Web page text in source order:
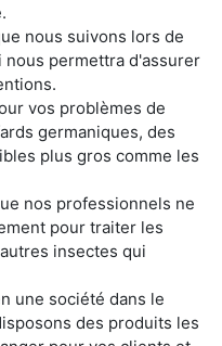
nous suivons lors de
permettra d'assurer
vos problèmes de
germaniques, des
plus gros comme les
nos professionnels ne
pour traiter les
insectes qui
une société dans le
des produits les